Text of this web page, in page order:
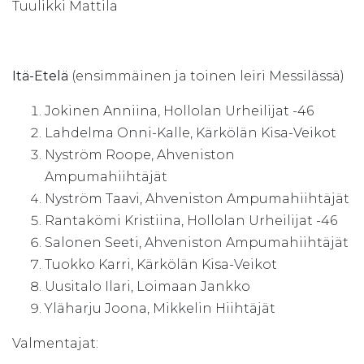
Tuulikki Mattila
Itä-Etelä (ensimmäinen ja toinen leiri Messilässä)
Jokinen Anniina, Hollolan Urheilijat -46
Lahdelma Onni-Kalle, Kärkölän Kisa-Veikot
Nyström Roope, Ahveniston
Ampumahiihtäjät
Nyström Taavi, Ahveniston Ampumahiihtäjät
Rantakömi Kristiina, Hollolan Urheilijat -46
Salonen Seeti, Ahveniston Ampumahiihtäjät
Tuokko Karri, Kärkölän Kisa-Veikot
Uusitalo Ilari, Loimaan Jankko
Yläharju Joona, Mikkelin Hiihtäjät
Valmentajat: